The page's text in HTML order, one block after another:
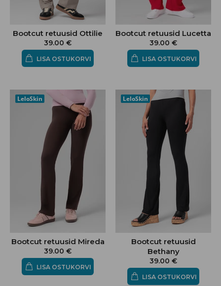
Bootcut retuusid Ottilie
39.00 €
LISA OSTUKORVI
Bootcut retuusid Lucetta
39.00 €
LISA OSTUKORVI
LeloSkin
Bootcut retuusid Mireda
39.00 €
LISA OSTUKORVI
LeloSkin
Bootcut retuusid
Bethany
39.00 €
LISA OSTUKORVI